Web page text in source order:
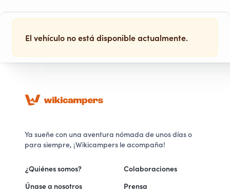
El vehículo no está disponible actualmente.
Ya sueñe con una aventura nómada de unos días o
para siempre, ¡Wikicampers le acompaña!
¿Quiénes somos?
Únase a nosotros
Colaboraciones
Prensa